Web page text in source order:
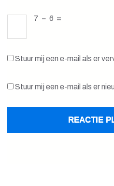
7 − 6 =
Stuur mij een e-mail als er
Stuur mij een e-mail als er